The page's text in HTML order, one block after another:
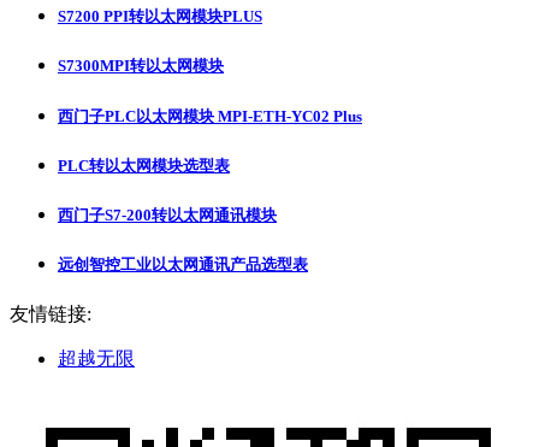
S7200 PPI转以太网模块PLUS
S7300MPI转以太网模块
西门子PLC以太网模块 MPI-ETH-YC02 Plus
PLC转以太网模块选型表
西门子S7-200转以太网通讯模块
远创智控工业以太网通讯产品选型表
友情链接:
超越无限